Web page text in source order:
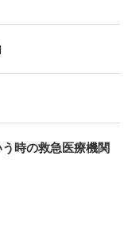
時の救急医療機関